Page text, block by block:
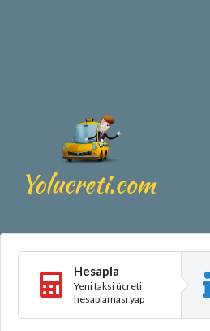
Hesapla
Yeni taksi ücreti
hesaplaması yap